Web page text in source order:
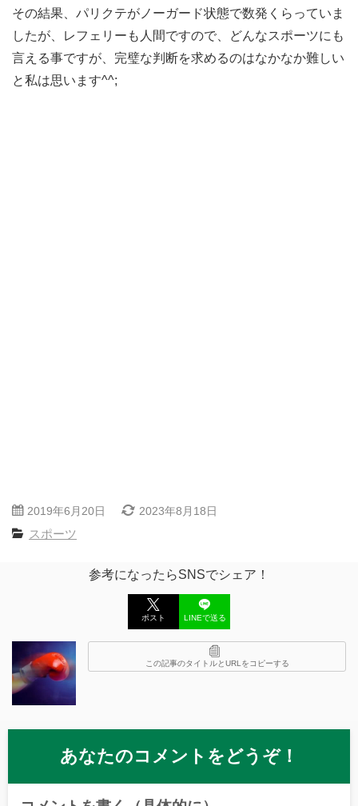
その結果、パリクテがノーガード状態で数発くらっていま
したが、レフェリーも人間ですので、どんなスポーツにも
言える事ですが、完璧な判断を求めるのはなかなか難しい
と私は思います^^;
2019年6月20日 2023年8月18日
スポーツ
参考になったらSNSでシェア！
ポスト LINEで送る
この記事のタイトルとURLをコピーする
あなたのコメントをどうぞ！